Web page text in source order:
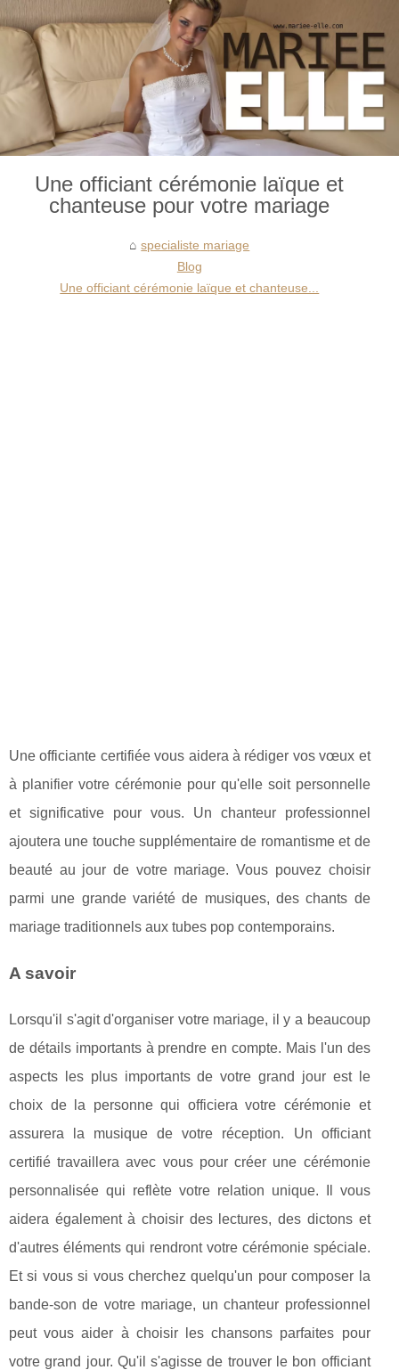
Une officiant cérémonie laïque et
chanteuse pour votre mariage
specialiste mariage
Blog
Une officiant cérémonie laïque et chanteuse...
Une officiante certifiée vous aidera à rédiger vos vœux et
à planifier votre cérémonie pour qu'elle soit personnelle
et significative pour vous. Un chanteur professionnel
ajoutera une touche supplémentaire de romantisme et de
beauté au jour de votre mariage. Vous pouvez choisir
parmi une grande variété de musiques, des chants de
mariage traditionnels aux tubes pop contemporains.
A savoir
Lorsqu'il s'agit d'organiser votre mariage, il y a beaucoup
de détails importants à prendre en compte. Mais l'un des
aspects les plus importants de votre grand jour est le
choix de la personne qui officiera votre cérémonie et
assurera la musique de votre réception. Un officiant
certifié travaillera avec vous pour créer une cérémonie
personnalisée qui reflète votre relation unique. Il vous
aidera également à choisir des lectures, des dictons et
d'autres éléments qui rendront votre cérémonie spéciale.
Et si vous si vous cherchez quelqu'un pour composer la
bande-son de votre mariage, un chanteur professionnel
peut vous aider à choisir les chansons parfaites pour
votre grand jour. Qu'il s'agisse de trouver le bon officiant